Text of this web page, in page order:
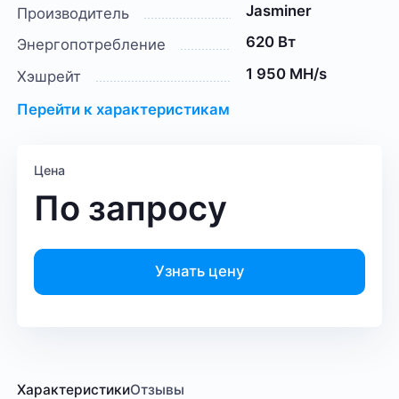
Производитель
Jasminer
Энергопотребление
620 Вт
Хэшрейт
1 950 MH/s
Перейти к характеристикам
Цена
По запросу
Узнать цену
ХарактеристикиОтзывы